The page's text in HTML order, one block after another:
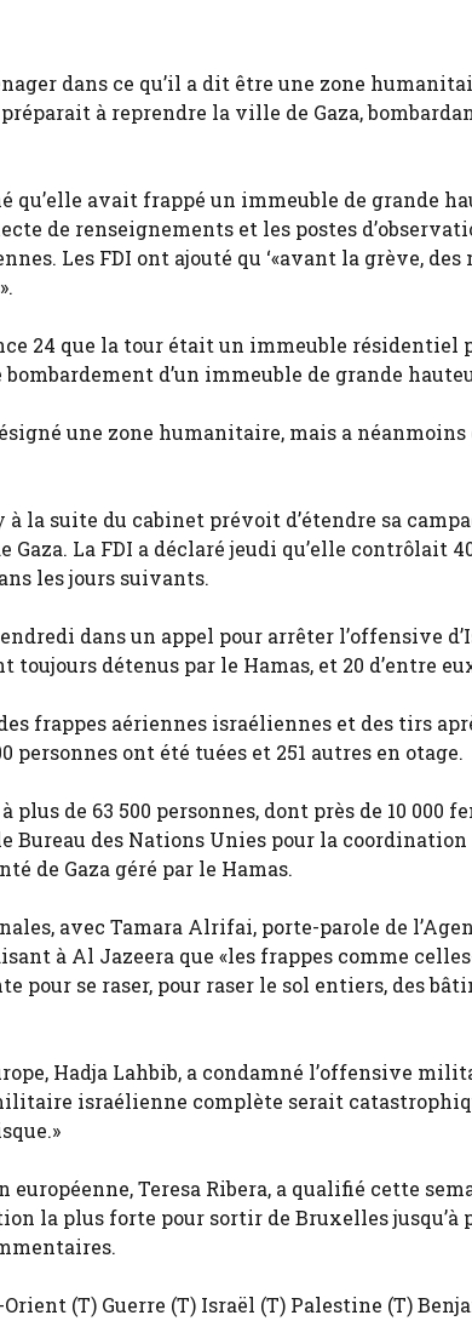
dans ce qu’il a dit être une zone
à reprendre la ville de Gaza,
qu’elle avait frappé un immeuble de grande
de renseignements et les postes
Les FDI ont ajouté qu ‘«avant la grève, des
24 que la tour était un immeuble résidentiel
d’un immeuble de grande
une zone humanitaire, mais a néanmoins
la suite du cabinet prévoit d’étendre sa
La FDI a déclaré jeudi qu’elle contrôlait
les jours suivants.
dans un appel pour arrêter l’offensive
détenus par le Hamas, et 20 d’entre
frappes aériennes israéliennes et des tirs
personnes ont été tuées et 251 autres en otage.
plus de 63 500 personnes, dont près de 10 000
Bureau des Nations Unies pour la
de Gaza géré par le Hamas.
avec Tamara Alrifai, porte-parole de
à Al Jazeera que «les frappes comme
pour se raser, pour raser le sol entiers, des
Hadja Lahbib, a condamné l’offensive
israélienne complète serait
Teresa Ribera, a qualifié cette
la plus forte pour sortir de Bruxelles jusqu’à
(T) Guerre (T) Israël (T) Palestine (T)